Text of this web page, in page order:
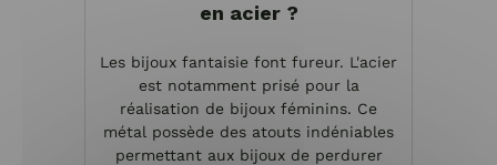
en acier ?
Les bijoux fantaisie font fureur. L'acier
est notamment prisé pour la
réalisation de bijoux féminins. Ce
métal possède des atouts indéniables
permettant aux bijoux de perdurer